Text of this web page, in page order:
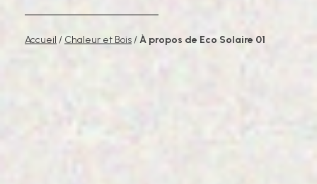
Accueil / Chaleur et Bois/À propos de Eco Solaire 01